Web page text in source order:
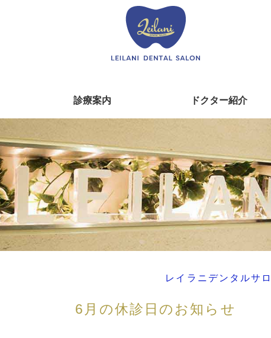
診療案内 ドクター紹介
レイラニデンタルサ
6月の休診日のお知らせ